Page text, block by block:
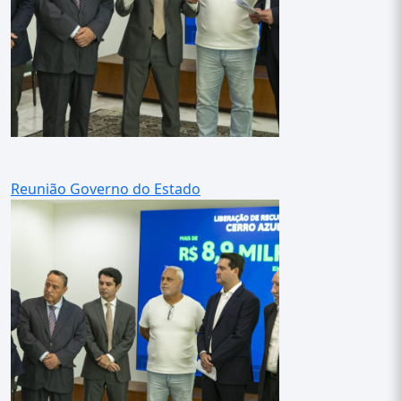
Reunião Governo do Estado